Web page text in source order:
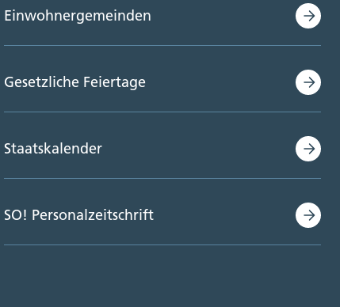
Einwohnergemeinden
Gesetzliche Feiertage
Staatskalender
SO! Personalzeitschrift